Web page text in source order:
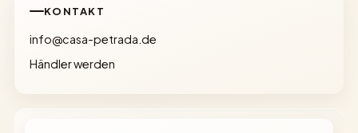
KONTAKT
info@casa-petrada.de
Händler werden